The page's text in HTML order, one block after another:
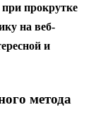
прокрутке
на веб-
и
метода